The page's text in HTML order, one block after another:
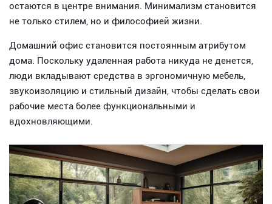
остаются в центре внимания. Минимализм становится
не только стилем, но и философией жизни.
Домашний офис становится постоянным атрибутом
дома. Поскольку удаленная работа никуда не денется,
люди вкладывают средства в эргономичную мебель,
звукоизоляцию и стильный дизайн, чтобы сделать свои
рабочие места более функциональными и
вдохновляющими.